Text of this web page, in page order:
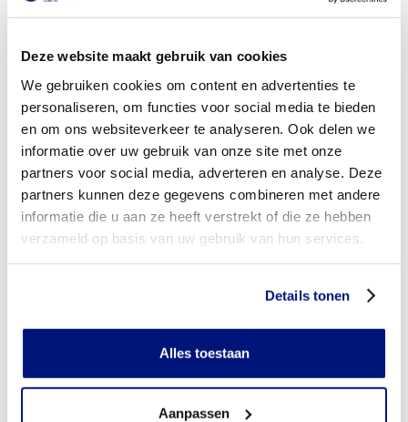
Deze website maakt gebruik van cookies
We gebruiken cookies om content en advertenties te
personaliseren, om functies voor social media te bieden
en om ons websiteverkeer te analyseren. Ook delen we
informatie over uw gebruik van onze site met onze
partners voor social media, adverteren en analyse. Deze
partners kunnen deze gegevens combineren met andere
informatie die u aan ze heeft verstrekt of die ze hebben
verzameld op basis van uw gebruik van hun services.
Details tonen
Alles toestaan
Aanpassen
Betaal ik een eigen risico?
Zijn er ook elleboogprothesen in confectie- of standaard
uitvoeringen?
Is de elleboogprothese mijn eigendom?
Wordt de elleboogprothese geleverd onder de bruikleen of
lease regeling van uw zorgverzekering?
Wanneer mag mijn elleboogprothese vervangen worden?
Heb ik voor de vergoeding van mijn elleboogprothese
toestemming nodig van mijn zorgverzekeraar?
Kan ik een reserve elleboogprothese vergoed krijgen?
Wat valt er binnen de vergoeding van een